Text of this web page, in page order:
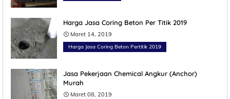
Harga Jasa Coring Beton Per Titik 2019
Maret 14, 2019
Harga Jasa Coring Beton Pertitik 2019
Jasa Pekerjaan Chemical Angkur (Anchor)
Murah
Maret 08, 2019